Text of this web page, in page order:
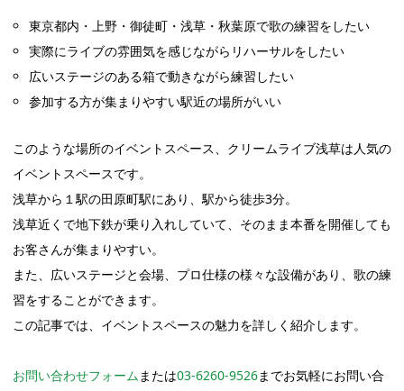
東京都内・上野・御徒町・浅草・秋葉原で歌の練習をしたい
実際にライブの雰囲気を感じながらリハーサルをしたい
広いステージのある箱で動きながら練習したい
参加する方が集まりやすい駅近の場所がいい
このような場所のイベントスペース、クリームライブ浅草は人気の
イベントスペースです。
浅草から１駅の田原町駅にあり、駅から徒歩3分。
浅草近くで地下鉄が乗り入れしていて、そのまま本番を開催しても
お客さんが集まりやすい。
また、広いステージと会場、プロ仕様の様々な設備があり、歌の練
習をすることができます。
この記事では、イベントスペースの魅力を詳しく紹介します。
お問い合わせフォームまたは03-6260-9526までお気軽にお問い合